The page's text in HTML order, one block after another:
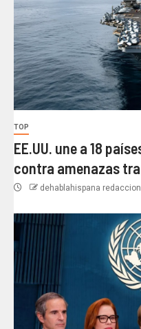
TOP
EE.UU. une a 18
contra amenazas
dehablahispana redaccion